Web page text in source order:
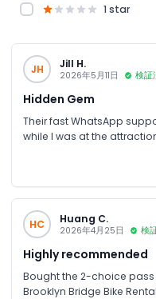
1 star
JH Jill H.
2026年5月11日 検証
Hidden Gem
Their fast WhatsApp
while I was at the
HC Huang C.
2026年4月25日 検
Highly recommended
Bought the 2-choice
Brooklyn Bridge Bike